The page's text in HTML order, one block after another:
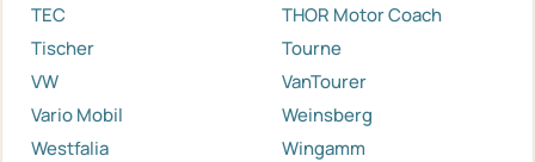
TEC
THOR Motor Coach
Tischer
Tourne
VW
VanTourer
Vario Mobil
Weinsberg
Westfalia
Wingamm